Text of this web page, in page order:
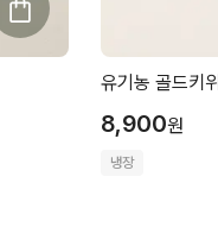
유기농 골드
8,900원
냉장